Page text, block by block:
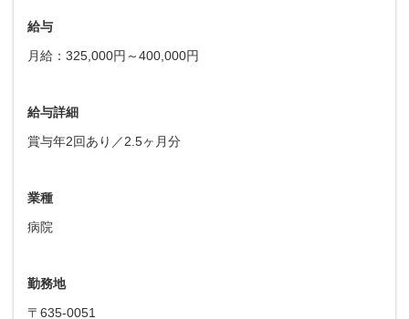
給与
月給：325,000円～400,000円
給与詳細
賞与年2回あり／2.5ヶ月分
業種
病院
勤務地
〒635-0051